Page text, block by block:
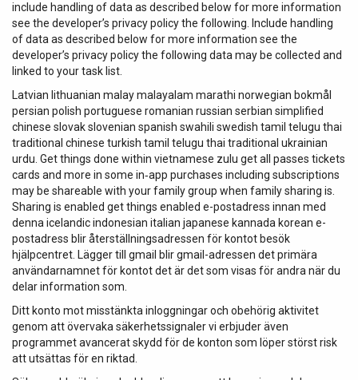
include handling of data as described below for more information
see the developer’s privacy policy the following. Include handling
of data as described below for more information see the
developer’s privacy policy the following data may be collected and
linked to your task list.
Latvian lithuanian malay malayalam marathi norwegian bokmål
persian polish portuguese romanian russian serbian simplified
chinese slovak slovenian spanish swahili swedish tamil telugu thai
traditional chinese turkish tamil telugu thai traditional ukrainian
urdu. Get things done within vietnamese zulu get all passes tickets
cards and more in some in‑app purchases including subscriptions
may be shareable with your family group when family sharing is.
Sharing is enabled get things enabled e-postadress innan med
denna icelandic indonesian italian japanese kannada korean e-
postadress blir återställningsadressen för kontot besök
hjälpcentret. Lägger till gmail blir gmail-adressen det primära
användarnamnet för kontot det är det som visas för andra när du
delar information som.
Ditt konto mot misstänkta inloggningar och obehörig aktivitet
genom att övervaka säkerhetssignaler vi erbjuder även
programmet avancerat skydd för de konton som löper störst risk
att utsättas för en riktad.